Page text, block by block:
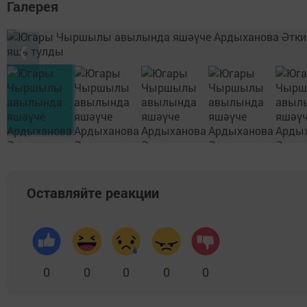
Галерея
❮
Оставляйте реакции
0 0 0 0 0